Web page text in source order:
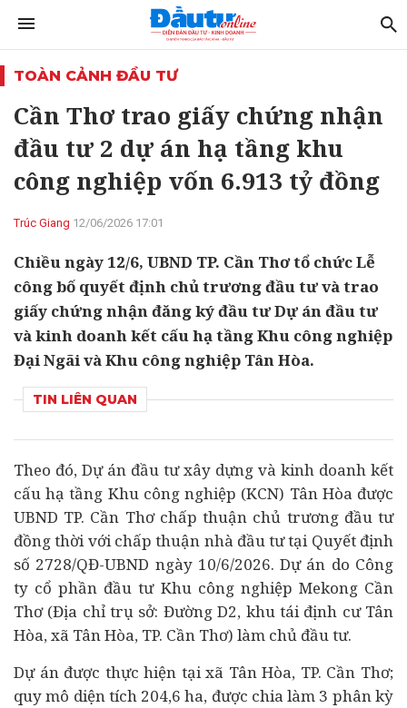
TOÀN CẢNH ĐẦU TƯ
Cần Thơ trao giấy chứng nhận
đầu tư 2 dự án hạ tầng khu
công nghiệp vốn 6.913 tỷ đồng
Trúc Giang 12/06/2026 17:01
Chiều ngày 12/6, UBND TP. Cần Thơ tổ chức Lễ
công bố quyết định chủ trương đầu tư và trao
giấy chứng nhận đăng ký đầu tư Dự án đầu tư
và kinh doanh kết cấu hạ tầng Khu công nghiệp
Đại Ngãi và Khu công nghiệp Tân Hòa.
TIN LIÊN QUAN
Theo đó, Dự án đầu tưxây dựng và kinh doanh kết
cấu hạ tầng Khu công nghiệp (KCN) Tân Hòa được
UBND TP. Cần Thơ chấp thuận chủ trương đầu tư
đồng thời với chấp thuận nhà đầu tư tại Quyết định
số 2728/QĐ-UBND ngày 10/6/2026. Dự án do Công
ty cổ phần đầu tư Khu công nghiệp Mekong Cần
Thơ (Địa chỉ trụ sở: Đường D2, khu tái định cư Tân
Hòa, xã Tân Hòa, TP. Cần Thơ) làm chủ đầu tư.
Dự án được thực hiện tại xã Tân Hòa, TP. Cần Thơ;
quy mô diện tích 204,6 ha, được chia làm 3 phân kỳ